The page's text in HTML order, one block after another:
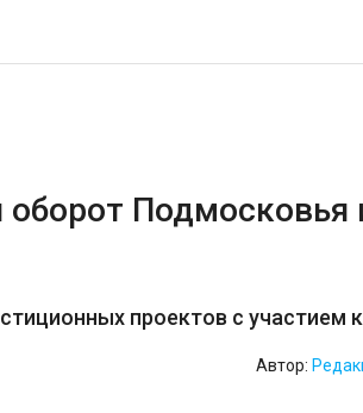
Подмосковья
проектов с участием
Автор: